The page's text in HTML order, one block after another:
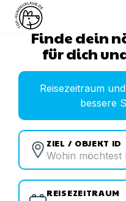
Finde dein
für dich
Reisezeitraum
bessere
ZIEL / OBJEKT ID
REISEZEITRAUM